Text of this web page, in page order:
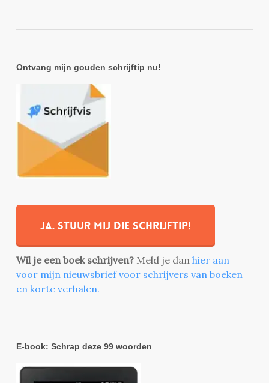
Ontvang mijn gouden schrijftip nu!
Ja. stuur mij die schrijftip!
Wil je een boek schrijven? Meld je dan hier aan
voor mijn nieuwsbrief voor schrijvers van boeken
en korte verhalen.
E-book: Schrap deze 99 woorden